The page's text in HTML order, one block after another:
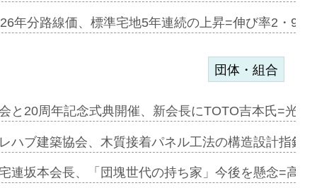
第1弾が開…
年分路線価、標準宅地5年連続の上昇=伸び率2・
加=リンナ…
団体・組合
と20周年記念式典開催、新会長にTOTO吉本氏=光
ハブ建築協会、木質接着パネル工法の構造設計指針
連坂本会長、「団塊世代の持ち家」今後を懸念=高